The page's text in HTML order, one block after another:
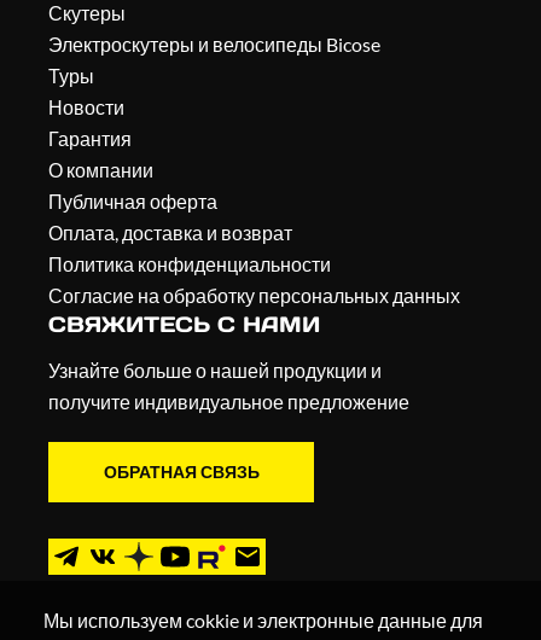
Скутеры
Электроскутеры и велосипеды Bicose
Туры
Новости
Гарантия
О компании
Публичная оферта
Оплата, доставка и возврат
Политика конфиденциальности
Согласие на обработку персональных данных
СВЯЖИТЕСЬ С НАМИ
Узнайте больше о нашей продукции и
получите индивидуальное предложение
ОБРАТНАЯ СВЯЗЬ
Мы используем cokkie и электронные данные для